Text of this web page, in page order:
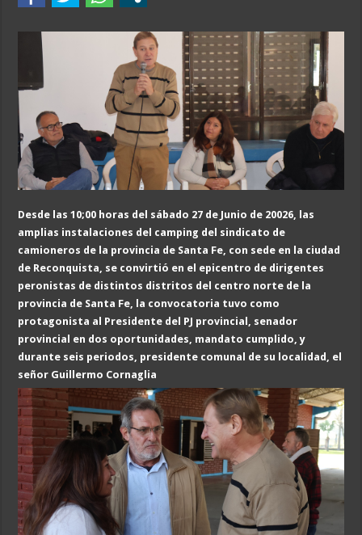
Desde las 10;00 horas del sábado 27 de Junio de 20026, las
amplias instalaciones del camping del sindicato de
camioneros de la provincia de Santa Fe, con sede en la ciudad
de Reconquista, se convirtió en el epicentro de dirigentes
peronistas de distintos distritos del centro norte de la
provincia de Santa Fe, la convocatoria tuvo como
protagonista al Presidente del PJ provincial, senador
provincial en dos oportunidades, mandato cumplido, y
durante seis periodos, presidente comunal de su localidad, el
señor Guillermo Cornaglia